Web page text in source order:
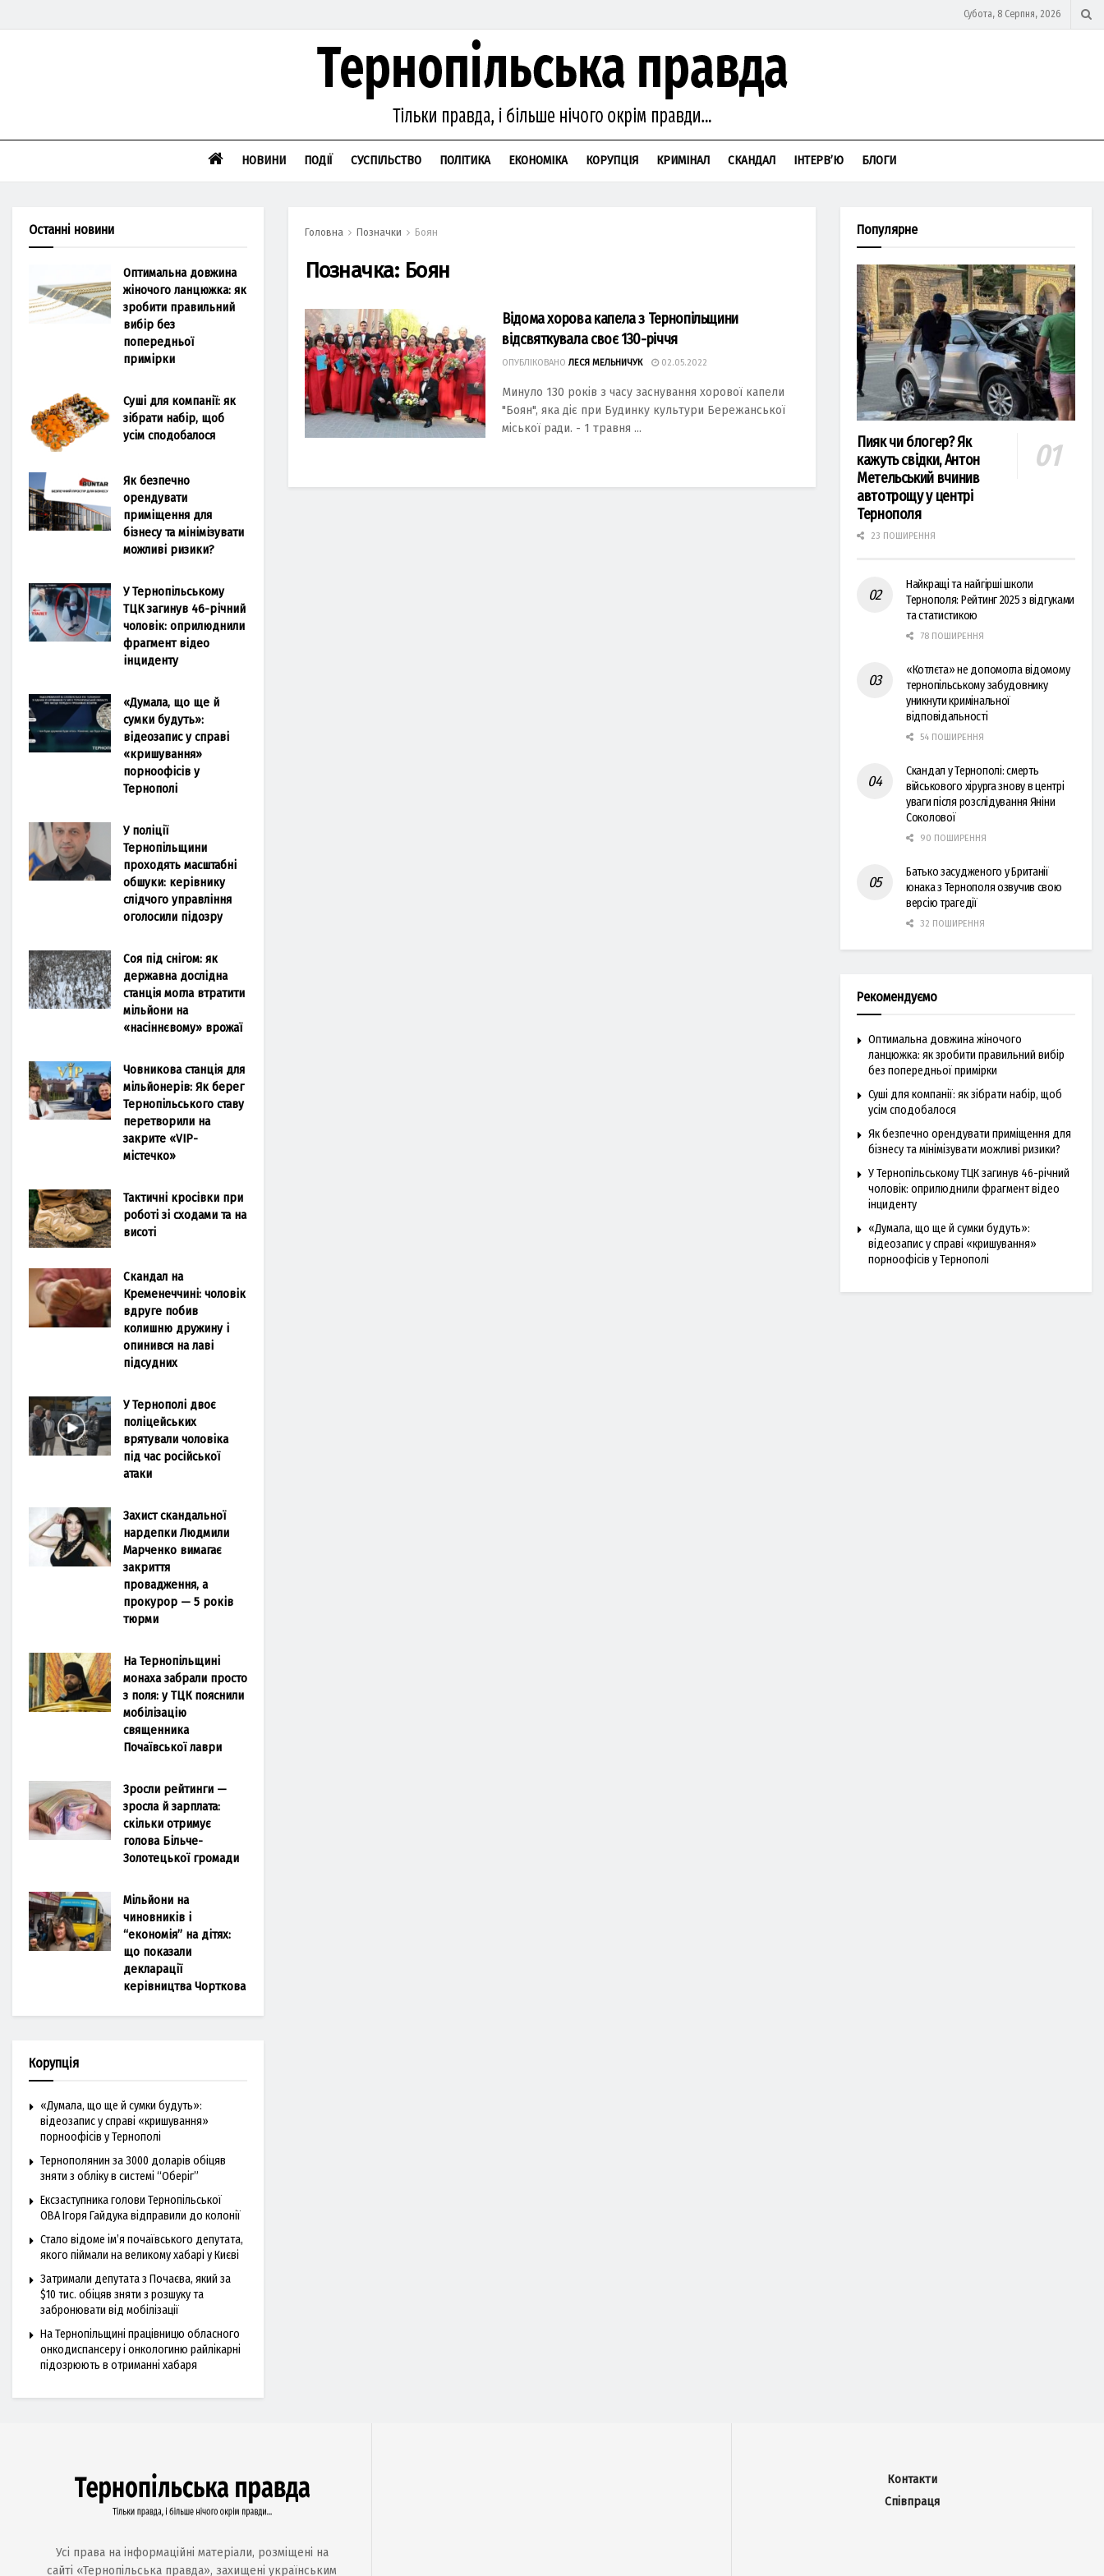
Субота, 8 Серпня, 2026
НОВИНИ ПОДІЇ СУСПІЛЬСТВО ПОЛІТИКА ЕКОНОМІКА КОРУПЦІЯ КРИМІНАЛ СКАНДАЛ ІНТЕРВ’Ю БЛОГИ
Головна Позначки Боян
Позначка: Боян
Відома хорова капела з Тернопільщини
відсвяткувала своє 130-річчя
ОПУБЛІКОВАНО ЛЕСЯ МЕЛЬНИЧУК 02.05.2022
Минуло 130 років з часу заснування хорової капели
"Боян", яка діє при Будинку культури Бережанської
міської ради. - 1 травня ...
Останні новини
Оптимальна довжина
жіночого ланцюжка: як
зробити правильний
вибір без
попередньої
примірки
Суші для компанії: як
зібрати набір, щоб
усім сподобалося
Як безпечно
орендувати
приміщення для
бізнесу та мінімізувати
можливі ризики?
У Тернопільському
ТЦК загинув 46-річний
чоловік: оприлюднили
фрагмент відео
інциденту
«Думала, що ще й
сумки будуть»:
відеозапис у справі
«кришування»
порноофісів у
Тернополі
У поліції
Тернопільщини
проходять масштабні
обшуки: керівнику
слідчого управління
оголосили підозру
Соя під снігом: як
державна дослідна
станція могла втратити
мільйони на
«насіннєвому» врожаї
Човникова станція для
мільйонерів: Як берег
Тернопільського ставу
перетворили на
закрите «VIP-
містечко»
Тактичні кросівки при
роботі зі сходами та на
висоті
Скандал на
Кременеччині: чоловік
вдруге побив
колишню дружину і
опинився на лаві
підсудних
У Тернополі двоє
поліцейських
врятували чоловіка
під час російської
атаки
Захист скандальної
нардепки Людмили
Марченко вимагає
закриття
провадження, а
прокурор — 5 років
тюрми
На Тернопільщині
монаха забрали просто
з поля: у ТЦК пояснили
мобілізацію
священника
Почаївської лаври
Зросли рейтинги —
зросла й зарплата:
скільки отримує
голова Більче-
Золотецької громади
Мільйони на
чиновників і
“економія” на дітях:
що показали
декларації
керівництва Чорткова
Корупція
«Думала, що ще й сумки будуть»:
відеозапис у справі «кришування»
порноофісів у Тернополі
Тернополянин за 3000 доларів обіцяв
зняти з обліку в системі “Оберіг”
Ексзаступника голови Тернопільської
ОВА Ігоря Гайдука відправили до колонії
Стало відоме ім’я почаївського депутата,
якого піймали на великому хабарі у Києві
Затримали депутата з Почаєва, який за
$10 тис. обіцяв зняти з розшуку та
забронювати від мобілізації
На Тернопільщині працівницю обласного
онкодиспансеру і онкологиню райлікарні
підозрюють в отриманні хабаря
Популярне
Пияк чи блогер? Як
кажуть свідки, Антон
Метельський вчинив
автотрощу у центрі
Тернополя
23 ПОШИРЕННЯ
Найкращі та найгірші школи
Тернополя: Рейтинг 2025 з відгуками
та статистикою
78 ПОШИРЕННЯ
«Котлєта» не допомогла відомому
тернопільському забудовнику
уникнути кримінальної
відповідальності
54 ПОШИРЕННЯ
Скандал у Тернополі: смерть
військового хірурга знову в центрі
уваги після розслідування Яніни
Соколової
90 ПОШИРЕННЯ
Батько засудженого у Британії
юнака з Тернополя озвучив свою
версію трагедії
32 ПОШИРЕННЯ
Рекомендуємо
Оптимальна довжина жіночого
ланцюжка: як зробити правильний вибір
без попередньої примірки
Суші для компанії: як зібрати набір, щоб
усім сподобалося
Як безпечно орендувати приміщення для
бізнесу та мінімізувати можливі ризики?
У Тернопільському ТЦК загинув 46-річний
чоловік: оприлюднили фрагмент відео
інциденту
«Думала, що ще й сумки будуть»:
відеозапис у справі «кришування»
порноофісів у Тернополі
Усі права на інформаційні матеріали, розміщені на
сайті «Тернопільська правда», захищені українським
Контакти
Співпраця